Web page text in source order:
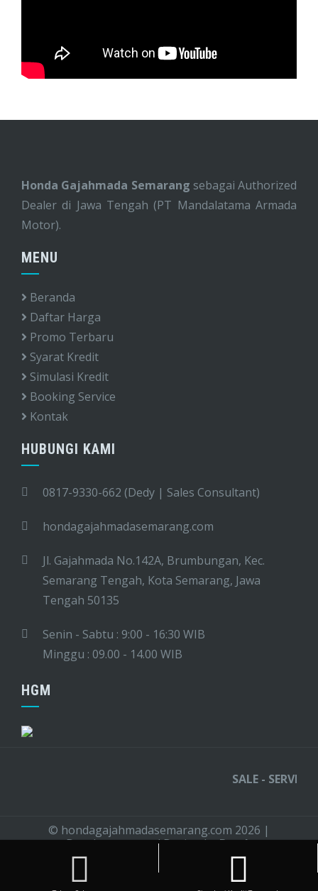
Honda Gajahmada Semarang sebagai Authorized
Dealer di Jawa Tengah (PT Mandalatama Armada
Motor).
MENU
Beranda
Daftar Harga
Promo Terbaru
Syarat Kredit
Simulasi Kredit
Booking Service
Kontak
HUBUNGI KAMI
0817-9330-662 (Dedy | Sales Consultant)
hondagajahmadasemarang.com
Jl. Gajahmada No.142A, Brumbungan, Kec.
Semarang Tengah, Kota Semarang, Jawa
Tengah 50135
Senin - Sabtu : 9:00 - 16:30 WIB
Minggu : 09.00 - 14.00 WIB
HGM
SALE - SERVICE -
© hondagajahmadasemarang.com 2026 |
Development and DesignbyBtech